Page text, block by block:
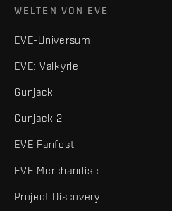
WELTEN VON EVE
EVE-Universum
EVE: Valkyrie
Gunjack
Gunjack 2
EVE Fanfest
EVE Merchandise
Project Discovery